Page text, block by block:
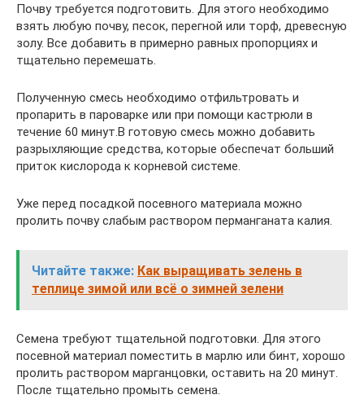
Почву требуется подготовить. Для этого необходимо
взять любую почву, песок, перегной или торф, древесную
золу. Все добавить в примерно равных пропорциях и
тщательно перемешать.
Полученную смесь необходимо отфильтровать и
пропарить в пароварке или при помощи кастрюли в
течение 60 минут.В готовую смесь можно добавить
разрыхляющие средства, которые обеспечат больший
приток кислорода к корневой системе.
Уже перед посадкой посевного материала можно
пролить почву слабым раствором перманганата калия.
Читайте также: Как выращивать зелень в
теплице зимой или всё о зимней зелени
Семена требуют тщательной подготовки. Для этого
посевной материал поместить в марлю или бинт, хорошо
пролить раствором марганцовки, оставить на 20 минут.
После тщательно промыть семена.